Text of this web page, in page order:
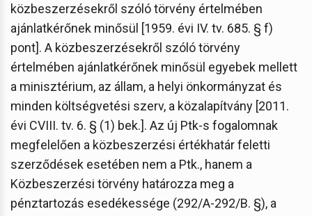
közbeszerzésekről szóló törvény értelmében
ajánlatkérőnek minősül [1959. évi IV. tv. 685. § f)
pont]. A közbeszerzésekről szóló törvény
értelmében ajánlatkérőnek minősül egyebek mellett
a minisztérium, az állam, a helyi önkormányzat és
minden költségvetési szerv, a közalapítvány [2011.
évi CVIII. tv. 6. § (1) bek.]. Az új Ptk-s fogalomnak
megfelelően a közbeszerzési értékhatár feletti
szerződések esetében nem a Ptk., hanem a
Közbeszerzési törvény határozza meg a
pénztartozás esedékessége (292/A-292/B. §), a